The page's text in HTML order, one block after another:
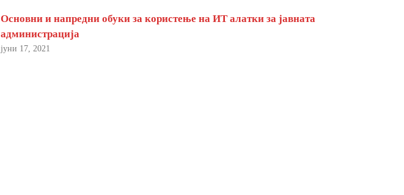
Основни и напредни обуки за користење на ИТ алатки за јавната
администрација
јуни 17, 2021